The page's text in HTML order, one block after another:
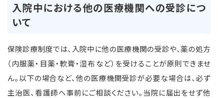
入院中における他の医療機関への受診につ
いて
保険診療制度では、入院中に他の医療機関の受診や、薬の処方
（内服薬・目薬・軟膏・湿布など）を受けることが原則できませ
ん。以下の場合など、他の医療機関受診が必要な場合は、必ず
主治医、看護師へ事前にご相談ください。当院に届出をせず他